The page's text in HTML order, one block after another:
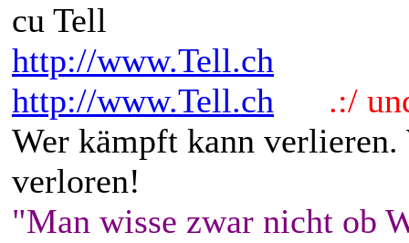
cu Tell
http://www.Tell.ch
http://www.Tell.ch
.:/
Wer kämpft kann
verloren!
"Man wisse zwar nicht ob